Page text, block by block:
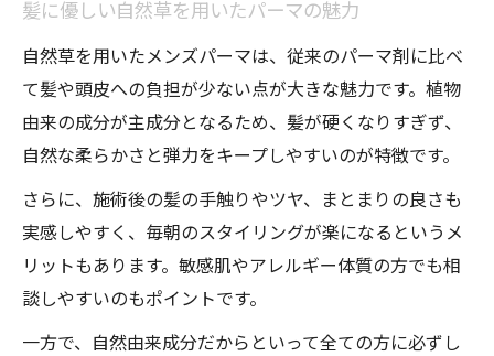
髪に優しい自然草を用いたパーマの魅力
自然草を用いたメンズパーマは、従来のパーマ剤に比べ
て髪や頭皮への負担が少ない点が大きな魅力です。植物
由来の成分が主成分となるため、髪が硬くなりすぎず、
自然な柔らかさと弾力をキープしやすいのが特徴です。
さらに、施術後の髪の手触りやツヤ、まとまりの良さも
実感しやすく、毎朝のスタイリングが楽になるというメ
リットもあります。敏感肌やアレルギー体質の方でも相
談しやすいのもポイントです。
一方で、自然由来成分だからといって全ての方に必ずし